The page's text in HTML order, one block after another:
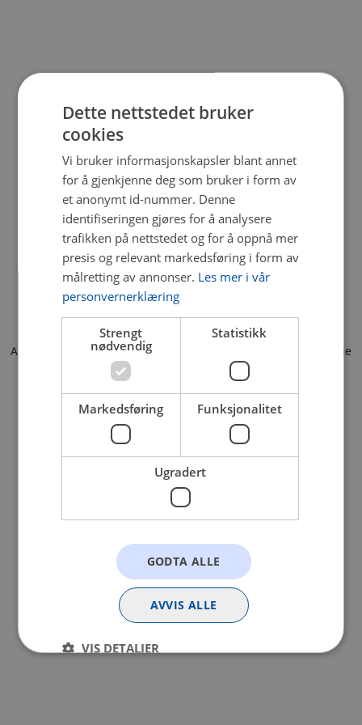
Application error: a client-side exception has occurred (see the
browser console for more information).
Dette nettstedet bruker
cookies
Vi bruker informasjonskapsler blant annet
for å gjenkjenne deg som bruker i form av
et anonymt id-nummer. Denne
identifiseringen gjøres for å analysere
trafikken på nettstedet og for å oppnå mer
presis og relevant markedsføring i form av
målretting av annonser. Les mer i vår
personvernerklæring
Strengt
nødvendig
Statistikk
Markedsføring Funksjonalitet
Ugradert
GODTA ALLE
AVVIS ALLE
VIS DETALJER